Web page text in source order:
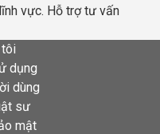
vực. Hỗ trợ tư vấn
dụng
dùng
sư
mật